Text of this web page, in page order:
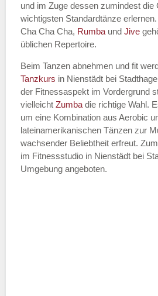
Tanzart*
Mit Absenden der
ich die
AGB`s
und im Zuge dessen zumindest die
wichtigsten Standardtänze erlernen.
Cha Cha Cha, Rumba und Jive
üblichen Repertoire.
Beim Tanzen abnehmen und fit
Tanzkurs in Nienstädt bei
der Fitnessaspekt im Vordergrund
vielleicht Zumba die richtige Wahl.
um eine Kombination aus Aerobic
lateinamerikanischen Tänzen zur
wachsender Beliebtheit erfreut.
im Fitnessstudio in Nienstädt bei
Umgebung angeboten.